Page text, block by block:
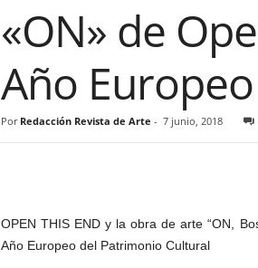
«ON» de
Año
Por Redacción Revista de Arte - 7 junio, 2018
OPEN THIS END y la obra de arte “ON,
Año Europeo del Patrimonio Cultural